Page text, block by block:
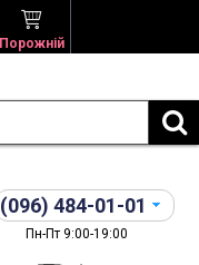
Порожній
(096) 484-01-01
Пн-Пт 9:00-19:00